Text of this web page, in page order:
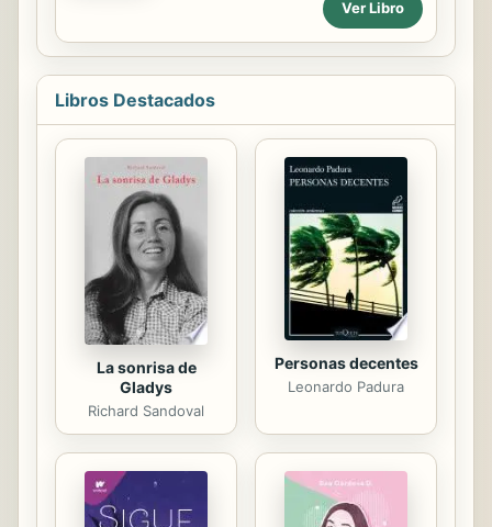
encantador de serpientes, cruel
mensaje liberador de la Revolución
Francesa, genio militar y visionario,
su figura ha fascinado a partidarios y
detractores por igual. Empezando
por sus contemporáneos, como
Balzac, quien realizó esta concisa y
meticulosa antología de sus máximas
y pensamientos sin eludir las aristas
más afiladas del pequeño cabo que
llegó a emperador. Balzac y
Napoleón: dos ...
Ver Libro
Libros Destacados
La sonrisa de
Gladys
Richard Sandoval
Personas decentes
Leonardo Padura